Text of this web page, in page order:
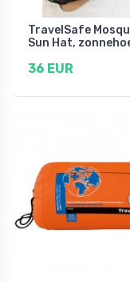
TravelSafe
Sun Hat,
36 EUR